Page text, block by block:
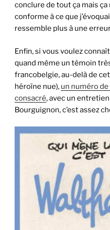
conclure de tout ça mais ça
conforme à ce que
ressemble plus à une
Enfin, si vous voulez
quand même un témoin
francobelgie, au-delà de
héroïne nue), un numéro de
consacré, avec un entretien
Bourguignon, c’est assez